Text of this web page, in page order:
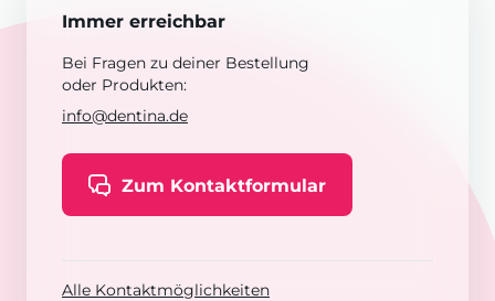
Immer erreichbar
Bei Fragen zu deiner Bestellung
oder Produkten:
info@dentina.de
Zum Kontaktformular
Alle Kontaktmöglichkeiten